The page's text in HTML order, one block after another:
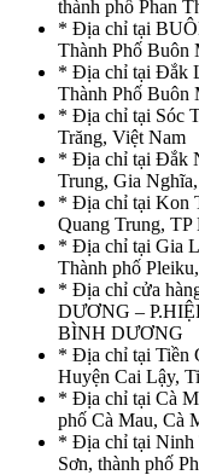
thành phố Phan
* Địa chỉ tại
Thành Phố
* Địa chỉ tại Đắk
Thành Phố
* Địa chỉ tại Sóc
Trăng, Việt Nam
* Địa chỉ tại Đắk
Trung, Gia
* Địa chỉ tại Kon
Quang Trung,
* Địa chỉ tại Gia
Thành phố
* Địa chỉ cửa
DƯƠNG –
BÌNH DƯƠNG
* Địa chỉ tại Tiền
Huyện Cai Lậy,
* Địa chỉ tại Cà
phố Cà Mau, Cà
* Địa chỉ tại Ninh
Sơn, thành phố